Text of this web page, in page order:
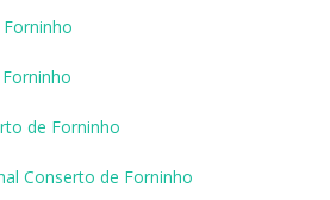
de Forninho
Conserto de Forninho